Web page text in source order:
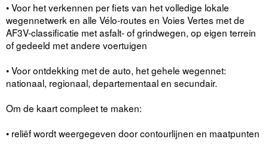
• Voor het verkennen per fiets van het volledige lokale
wegennetwerk en alle Vélo-routes en Voies Vertes met de
AF3V-classificatie met asfalt- of grindwegen, op eigen terrein
of gedeeld met andere voertuigen
• Voor ontdekking met de auto, het gehele wegennet:
nationaal, regionaal, departementaal en secundair.
Om de kaart compleet te maken:
• reliëf wordt weergegeven door contourlijnen en maatpunten